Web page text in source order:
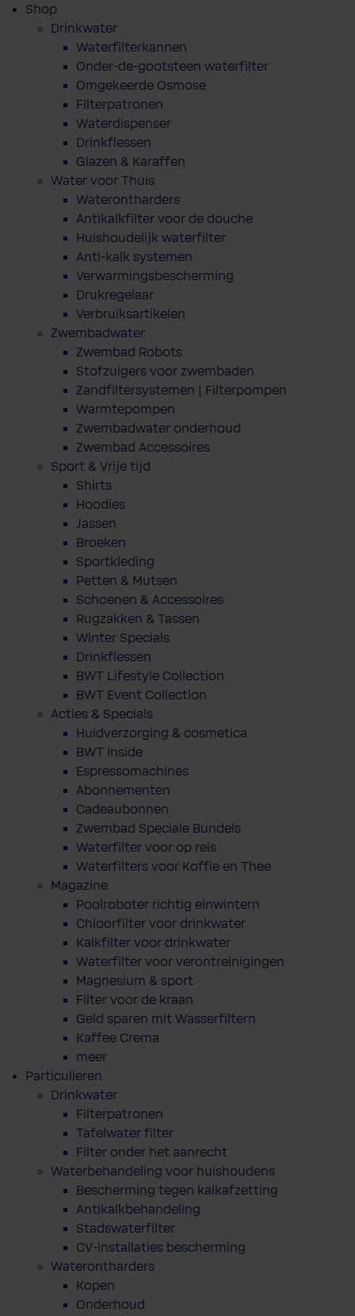
Shop
Drinkwater
Waterfilterkannen
Onder-de-gootsteen waterfilter
Omgekeerde Osmose
Filterpatronen
Waterdispenser
Drinkflessen
Glazen & Karaffen
Water voor Thuis
Waterontharders
Antikalkfilter voor de douche
Huishoudelijk waterfilter
Anti-kalk systemen
Verwarmingsbescherming
Drukregelaar
Verbruiksartikelen
Zwembadwater
Zwembad Robots
Stofzuigers voor zwembaden
Zandfiltersystemen | Filterpompen
Warmtepompen
Zwembadwater onderhoud
Zwembad Accessoires
Sport & Vrije tijd
Shirts
Hoodies
Jassen
Broeken
Sportkleding
Petten & Mutsen
Schoenen & Accessoires
Rugzakken & Tassen
Winter Specials
Drinkflessen
BWT Lifestyle Collection
BWT Event Collection
Acties & Specials
Huidverzorging & cosmetica
BWT Inside
Espressomachines
Abonnementen
Cadeaubonnen
Zwembad Speciale Bundels
Waterfilter voor op reis
Waterfilters voor Koffie en Thee
Magazine
Poolroboter richtig einwintern
Chloorfilter voor drinkwater
Kalkfilter voor drinkwater
Waterfilter voor verontreinigingen
Magnesium & sport
Filter voor de kraan
Geld sparen mit Wasserfiltern
Kaffee Crema
meer
Particulieren
Drinkwater
Filterpatronen
Tafelwater filter
Filter onder het aanrecht
Waterbehandeling voor huishoudens
Bescherming tegen kalkafzetting
Antikalkbehandeling
Stadswaterfilter
CV-installaties bescherming
Waterontharders
Kopen
Onderhoud